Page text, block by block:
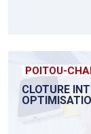
POITOU-
CLOTURE